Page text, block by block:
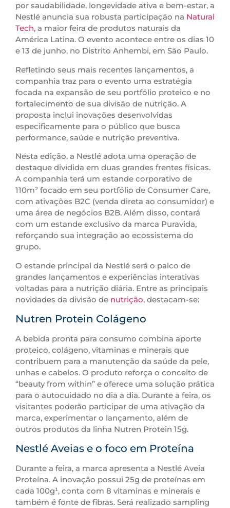
por saudabilidade, longevidade ativa e bem-estar, a
Nestlé anuncia sua robusta participação na Natural
Tech, a maior feira de produtos naturais da
América Latina. O evento acontece entre os dias 10
e 13 de junho, no Distrito Anhembi, em São Paulo.
Refletindo seus mais recentes lançamentos, a
companhia traz para o evento uma estratégia
focada na expansão de seu portfólio proteico e no
fortalecimento de sua divisão de nutrição. A
proposta inclui inovações desenvolvidas
especificamente para o público que busca
performance, saúde e nutrição preventiva.
Nesta edição, a Nestlé adota uma operação de
destaque dividida em duas grandes frentes físicas.
A companhia terá um estande corporativo de
110m² focado em seu portfólio de Consumer Care,
com ativações B2C (venda direta ao consumidor) e
uma área de negócios B2B. Além disso, contará
com um estande exclusivo da marca Puravida,
reforçando sua integração ao ecossistema do
grupo.
O estande principal da Nestlé será o palco de
grandes lançamentos e experiências interativas
voltadas para a nutrição diária. Entre as principais
novidades da divisão de nutrição, destacam-se:
Nutren Protein Colágeno
A bebida pronta para consumo combina aporte
proteico, colágeno, vitaminas e minerais que
contribuem para a manutenção da saúde da pele,
unhas e cabelos. O produto reforça o conceito de
“beauty from within” e oferece uma solução prática
para o autocuidado no dia a dia. Durante a feira, os
visitantes poderão participar de uma ativação da
marca, experimentar o lançamento, além de
outros produtos da linha Nutren Protein 15g.
Nestlé Aveias e o foco em Proteína
Durante a feira, a marca apresenta a Nestlé Aveia
Proteína. A inovação possui 25g de proteínas em
cada 100g¹, conta com 8 vitaminas e minerais e
também é fonte de fibras. Será realizado sampling